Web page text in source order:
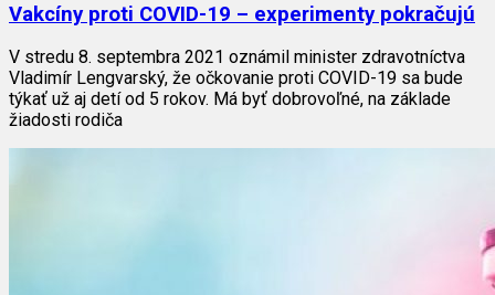
Vakcíny proti COVID-19 – experimenty pokračujú
V stredu 8. septembra 2021 oznámil minister zdravotníctva
Vladimír Lengvarský, že očkovanie proti COVID-19 sa bude
týkať už aj detí od 5 rokov. Má byť dobrovoľné, na základe
žiadosti rodiča